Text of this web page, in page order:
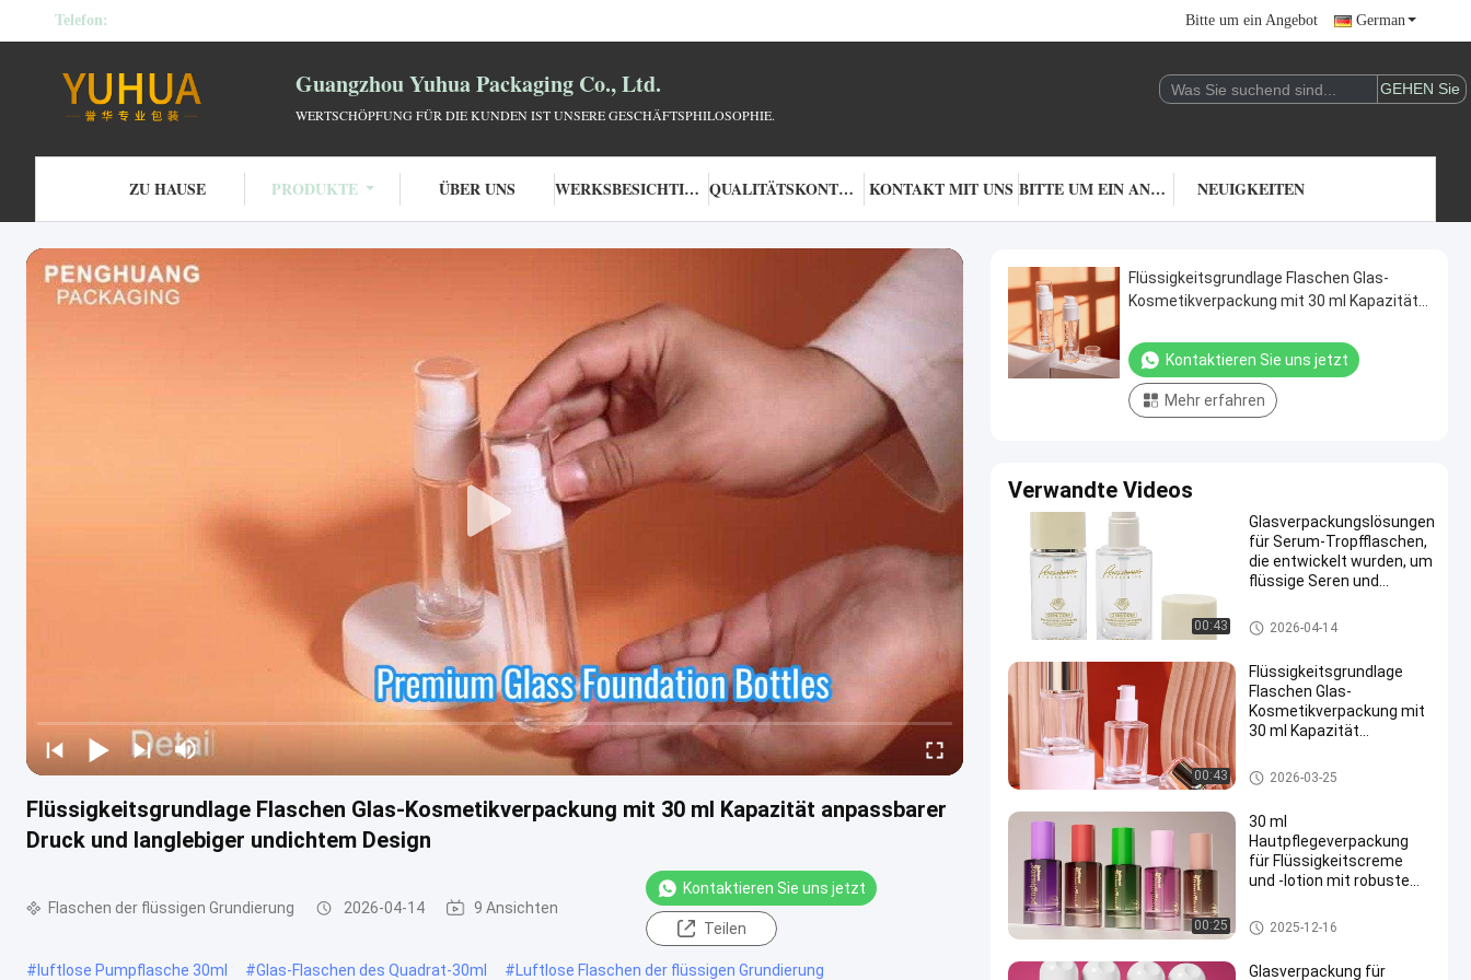
Telefon: Bitte um ein Angebot German
Guangzhou Yuhua Packaging Co., Ltd.
WERTSCHÖPFUNG FÜR DIE KUNDEN IST UNSERE GESCHÄFTSPHILOSOPHIE.
ZU HAUSE PRODUKTE ÜBER UNS WERKSBESICHTIGUNG QUALITÄTSKONTROLLE KONTAKT MIT UNS BITTE UM EIN ANGEBOT NEUIGKEITEN
Flüssigkeitsgrundlage Flaschen Glas-Kosmetikverpackung mit 30 ml Kapazität anpassbarer
Druck und langlebiger undichtem Design
Flaschen der flüssigen Grundierung 2026-04-14 9 Ansichten
Kontaktieren Sie uns jetzt
Teilen
#luftlose Pumpflasche 30ml #Glas-Flaschen des Quadrat-30ml #Luftlose Flaschen der flüssigen Grundierung
Flüssigkeitsgrundlage Flaschen Glas-
Kosmetikverpackung mit 30 ml Kapazität
undichtem Design
Kontaktieren Sie uns jetzt
Mehr erfahren
Verwandte Videos
00:43
Glasverpackungslösungen
für Serum-Tropfflaschen,
die entwickelt wurden, um
flüssige Seren und
effizient zu schützen und
zu dosieren
Flaschen der flüssigen Grundie
rung
2026-04-14
00:43
Flüssigkeitsgrundlage
Flaschen Glas-
Kosmetikverpackung mit
30 ml Kapazität
langlebiger undichtem
Design
Flaschen der flüssigen Grundi
erung
2026-03-25
00:25
30 ml
Hautpflegeverpackung
für Flüssigkeitscreme
und -lotion mit robustem
Flaschen der flüssigen Grundi
erung
2025-12-16
Glasverpackung für